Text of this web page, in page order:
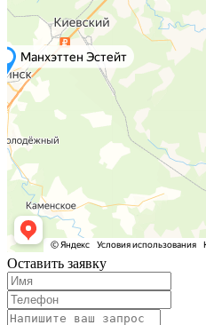
Оставить заявку